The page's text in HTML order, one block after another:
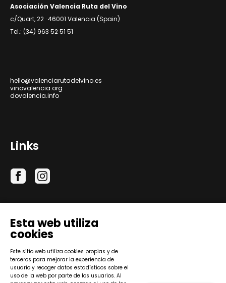
Esta web utiliza
cookies
Este sitio web utiliza cookies propias y de
terceros para mejorar la experiencia de
usuario y recoger datos estadísticos sobre el
uso de la web por parte de los usuarios. Al
Asociación Valencia Ruta del Vino
c/Quart, 22 · 46001 Valencia (Spain)
Tel.: (34) 963 52 51 51
hello@valenciarutadelvino.es
vinovalencia.org
dovalencia.info
Links
Consejo Regulador de la Denominación de Origen
Protegida Valencia © 2026.